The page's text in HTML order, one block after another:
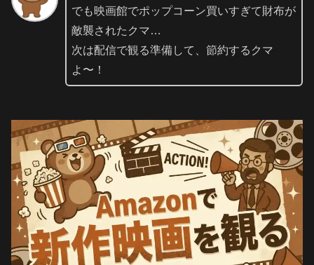
でも映画館でポップコーン買いすぎて財布が
敵襲されたクマ…
次は配信で観る準備して、節約するクマ
よ〜！